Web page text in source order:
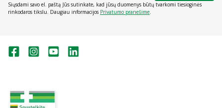
Siųsdami savo el. paštą Jūs sutinkate, kad jūsų duomenys būtų tvarkomi tiesioginės
rinkodaros tikslu. Daugiau informacijos Privatumo pranešime.